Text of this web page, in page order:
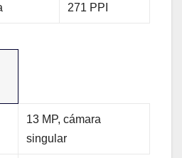
271 PPI
13 MP, cámara
singular